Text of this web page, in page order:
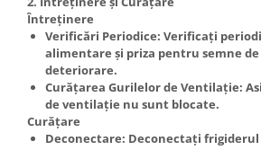
Întreținere
Verificări Periodice: Verificați
alimentare și priza pentru semne de
deteriorare.
Curățarea Gurilelor de Ventilație:
de ventilație nu sunt blocate.
Curățare
Deconectare: Deconectați